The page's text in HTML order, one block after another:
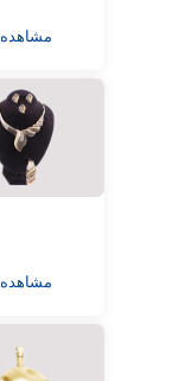
مشاهده
مشاهده